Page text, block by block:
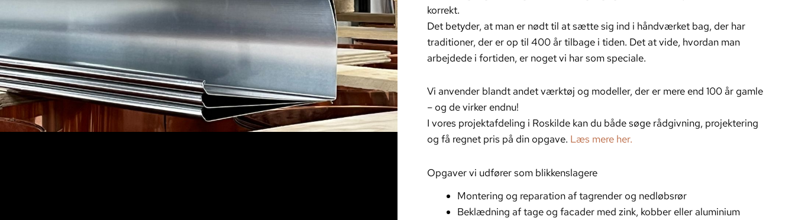
korrekt.
Det betyder, at man er nødt til at sætte sig ind i håndværket bag, der har
traditioner, der er op til 400 år tilbage i tiden. Det at vide, hvordan man
arbejdede i fortiden, er noget vi har som speciale.
Vi anvender blandt andet værktøj og modeller, der er mere end 100 år gamle
– og de virker endnu!
I vores projektafdeling i Roskilde kan du både søge rådgivning, projektering
og få regnet pris på din opgave. Læs mere her.
Opgaver vi udfører som blikkenslagere
Montering og reparation af tagrender og nedløbsrør
Beklædning af tage og facader med zink, kobber eller aluminium